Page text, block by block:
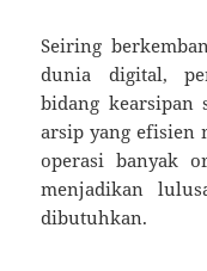
Seiring
dunia digital,
bidang kearsipan
arsip yang efisien
operasi banyak
menjadikan
dibutuhkan.